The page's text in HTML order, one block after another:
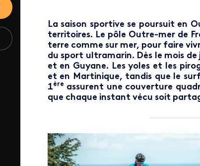
La saison sportive se poursuit en
territoires. Le pôle Outre-mer de
terre comme sur mer, pour faire
du sport ultramarin. Dès le mois
et en Guyane. Les yoles et les
et en Martinique, tandis que le
1ère assurent une couverture
que chaque instant vécu soit